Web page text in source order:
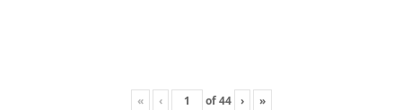
« ‹ of44 › »